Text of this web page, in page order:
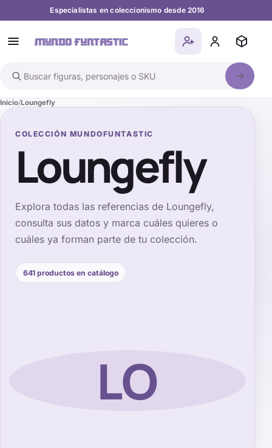
Especialistas en coleccionismo desde 2016
Buscar en el catálogo
Inicio Loungefly
COLECCIÓN MUNDOFUNTASTIC
Loungefly
Explora todas las referencias de Loungefly,
consulta sus datos y marca cuáles quieres o
cuáles ya forman parte de tu colección.
641 productos en catálogo
LO